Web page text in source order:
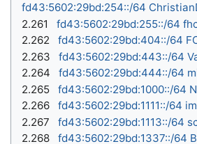
fd43:5602:29bd:254::/64
2.261
fd43:5602:29bd:255::/64
2.262
fd43:5602:29bd:404::/64
2.263
fd43:5602:29bd:443::/64
2.264
fd43:5602:29bd:444::/64
2.265
fd43:5602:29bd:1000::/64
2.266
fd43:5602:29bd:1111::/64
2.267
fd43:5602:29bd:1113::/64
2.268
fd43:5602:29bd:1337::/64